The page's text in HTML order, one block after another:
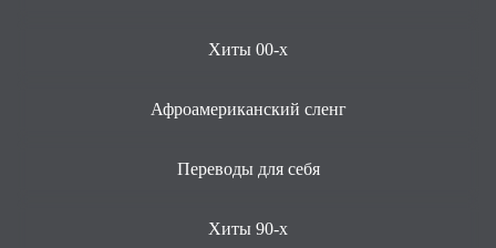
Хиты 00-х
Афроамериканский сленг
Переводы для себя
Хиты 90-х